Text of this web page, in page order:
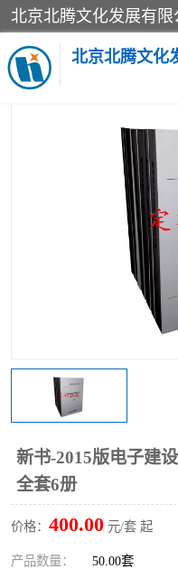
北京北腾文化
当前位置：首页>供应商机>
子建设工程预算定额HYD41-
新书-2015版电子建
全套6册
价格： 400.00 元/套 起
产品数量： 50.00套
电力行业工程预算定额
新石油化工检修定额
石油建设安装工程预算
山东省工程预算定额
电网技改,拆除,检修定
信息通信建设工程预
额
湖北建设工程消耗量定